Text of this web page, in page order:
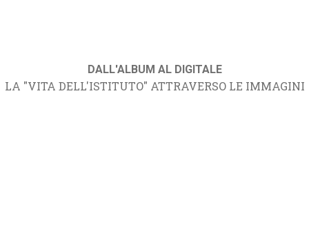
DALL'ALBUM AL DIGITALE
LA "VITA DELL'ISTITUTO" ATTRAVERSO LE IMMAGINI